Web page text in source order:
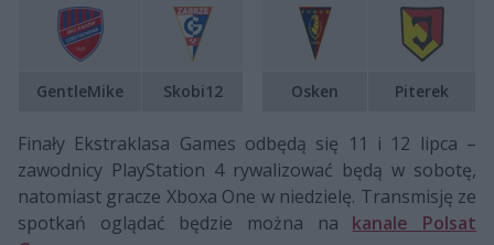
GentleMike Skobi12 Osken Piterek
Finały Ekstraklasa Games odbędą się 11 i 12 lipca –
zawodnicy PlayStation 4 rywalizować będą w sobotę,
natomiast gracze Xboxa One w niedzielę. Transmisję ze
spotkań oglądać będzie można na kanale Polsat